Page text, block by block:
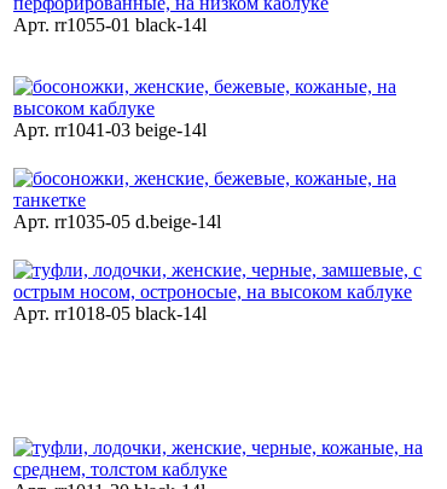
Арт. rr1055-01 black-14l
Арт. rr1041-03 beige-14l
Арт. rr1035-05 d.beige-14l
Арт. rr1018-05 black-14l